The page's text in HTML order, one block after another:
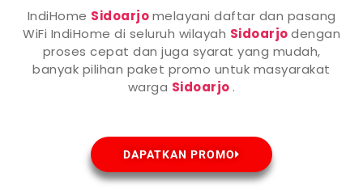
IndiHome Sidoarjomelayani daftar dan pasang
WiFi IndiHome di seluruh wilayah Sidoarjodengan
proses cepat dan juga syarat yang mudah,
banyak pilihan paket promo untuk masyarakat
warga Sidoarjo .
DAPATKAN PROMO